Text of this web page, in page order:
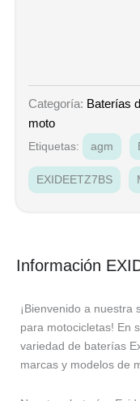
Categoría: Baterías
moto
Etiquetas: agm
EXIDEETZ7BS
Información
¡Bienvenido a nuestra
para motocicletas! En
variedad de baterías
marcas y modelos de